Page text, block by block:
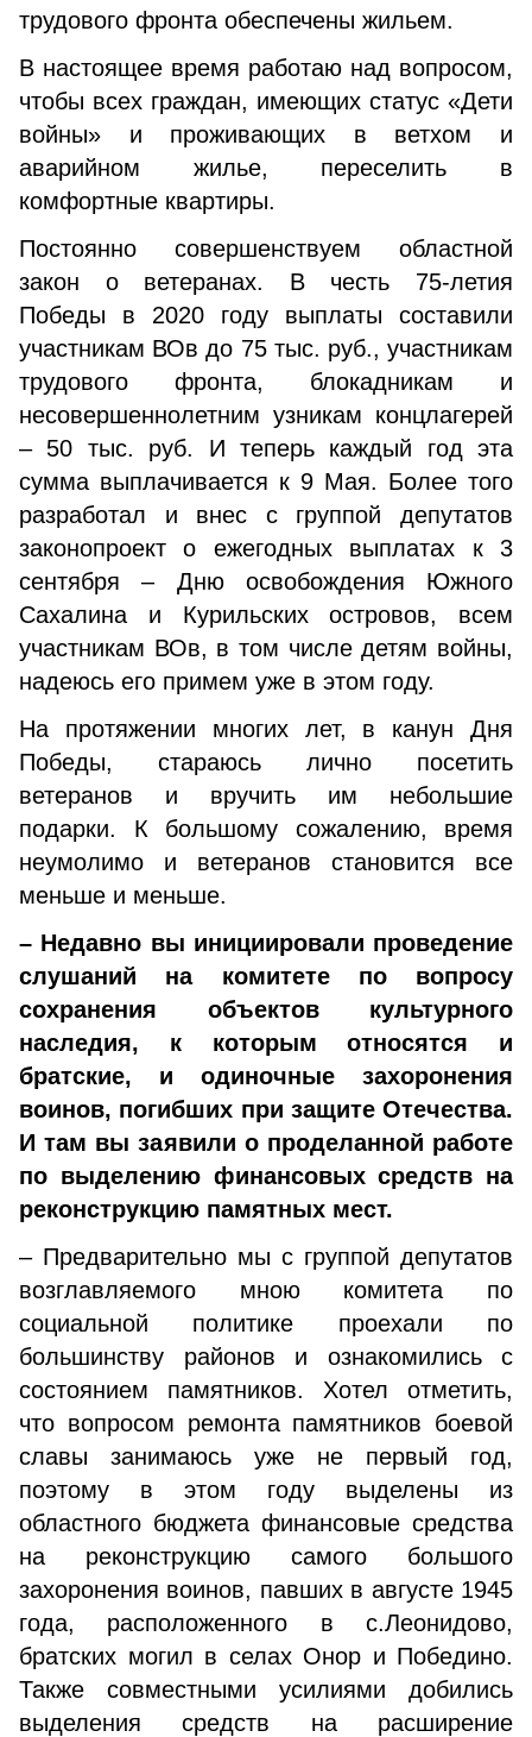
трудового фронта обеспечены жильем.
В настоящее время работаю над вопросом,
чтобы всех граждан, имеющих статус «Дети
войны» и проживающих в ветхом и
аварийном жилье, переселить в
комфортные квартиры.
Постоянно совершенствуем областной
закон о ветеранах. В честь 75-летия
Победы в 2020 году выплаты составили
участникам ВОв до 75 тыс. руб., участникам
трудового фронта, блокадникам и
несовершеннолетним узникам концлагерей
– 50 тыс. руб. И теперь каждый год эта
сумма выплачивается к 9 Мая. Более того
разработал и внес с группой депутатов
законопроект о ежегодных выплатах к 3
сентября – Дню освобождения Южного
Сахалина и Курильских островов, всем
участникам ВОв, в том числе детям войны,
надеюсь его примем уже в этом году.
На протяжении многих лет, в канун Дня
Победы, стараюсь лично посетить
ветеранов и вручить им небольшие
подарки. К большому сожалению, время
неумолимо и ветеранов становится все
меньше и меньше.
– Недавно вы инициировали проведение
слушаний на комитете по вопросу
сохранения объектов культурного
наследия, к которым относятся и
братские, и одиночные захоронения
воинов, погибших при защите Отечества.
И там вы заявили о проделанной работе
по выделению финансовых средств на
реконструкцию памятных мест.
– Предварительно мы с группой депутатов
возглавляемого мною комитета по
социальной политике проехали по
большинству районов и ознакомились с
состоянием памятников. Хотел отметить,
что вопросом ремонта памятников боевой
славы занимаюсь уже не первый год,
поэтому в этом году выделены из
областного бюджета финансовые средства
на реконструкцию самого большого
захоронения воинов, павших в августе 1945
года, расположенного в с.Леонидово,
братских могил в селах Онор и Победино.
Также совместными усилиями добились
выделения средств на расширение